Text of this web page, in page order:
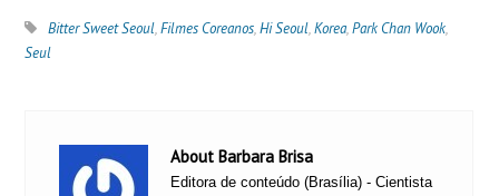
Bitter Sweet Seoul,Filmes Coreanos,Hi Seoul,Korea,Park Chan Wook,
Seul
About Barbara Brisa
Editora de conteúdo (Brasília) - Cientista